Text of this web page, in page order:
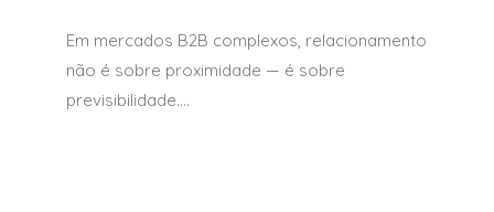
Em mercados B2B complexos, relacionamento
não é sobre proximidade — é sobre
previsibilidade....